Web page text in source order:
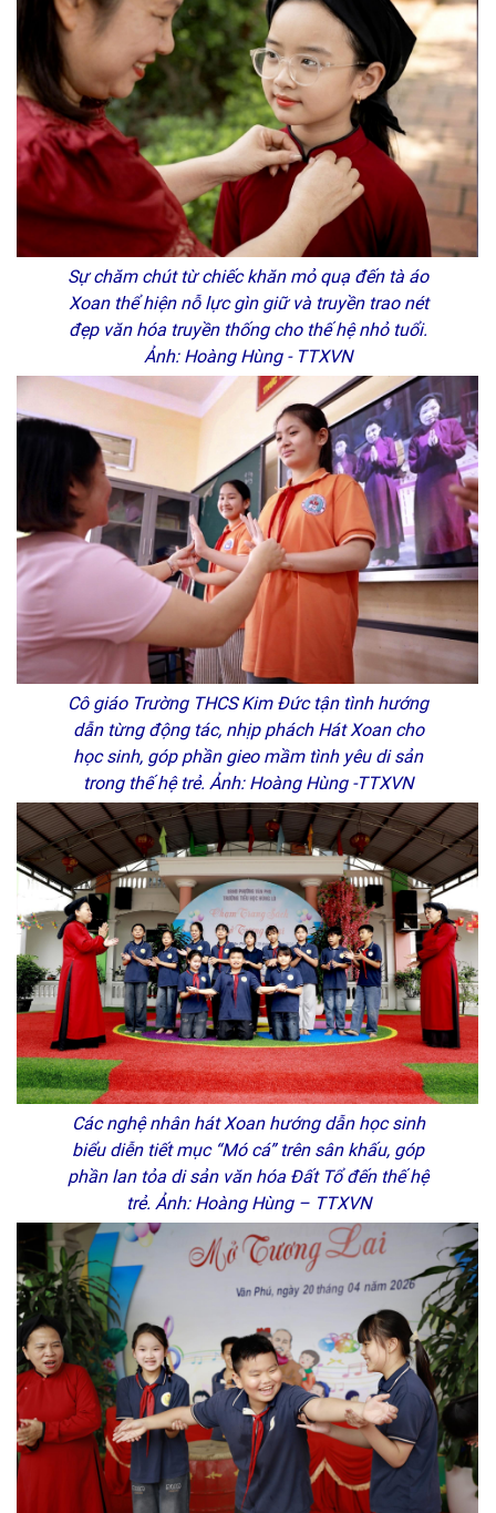
Sự chăm chút từ chiếc khăn mỏ quạ đến tà áo
Xoan thể hiện nỗ lực gìn giữ và truyền trao nét
đẹp văn hóa truyền thống cho thế hệ nhỏ tuổi.
Ảnh: Hoàng Hùng - TTXVN
Cô giáo Trường THCS Kim Đức tận tình hướng
dẫn từng động tác, nhịp phách Hát Xoan cho
học sinh, góp phần gieo mầm tình yêu di sản
trong thế hệ trẻ. Ảnh: Hoàng Hùng -TTXVN
Các nghệ nhân hát Xoan hướng dẫn học sinh
biểu diễn tiết mục “Mó cá” trên sân khấu, góp
phần lan tỏa di sản văn hóa Đất Tổ đến thế hệ
trẻ. Ảnh: Hoàng Hùng – TTXVN